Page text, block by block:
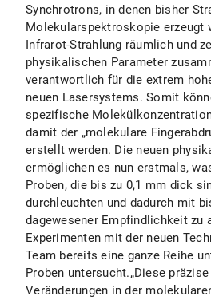
Synchrotrons, in denen bisher
Molekularspektroskopie erzeugt
Infrarot-Strahlung räumlich und
physikalischen Parameter
verantwortlich für die extrem
neuen Lasersystems. Somit
spezifische
damit der „molekulare
erstellt werden. Die neuen
ermöglichen es nun erstmals,
Proben, die bis zu 0,1 mm dick
durchleuchten und dadurch mit
dagewesener Empfindlichkeit zu
Experimenten mit der neuen
Team bereits eine ganze Reihe
Proben untersucht.„Diese
Veränderungen in der